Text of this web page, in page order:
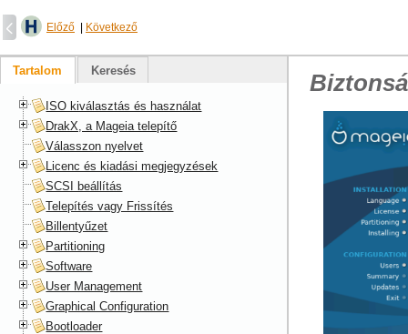
Előző Következő
Tartalom Keresés
ISO kiválasztás és használat
DrakX, a Mageia telepítő
Válasszon nyelvet
Licenc és kiadási megjegyzések
SCSI beállítás
Telepítés vagy Frissítés
Billentyűzet
Partitioning
Software
User Management
Graphical Configuration
Bootloader